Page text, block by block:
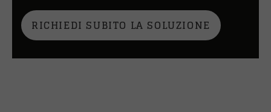
RICHIEDI SUBITO LA SOLUZIONE